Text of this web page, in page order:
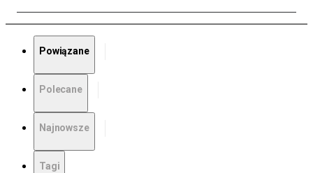
Powiązane
Polecane
Najnowsze
Tagi